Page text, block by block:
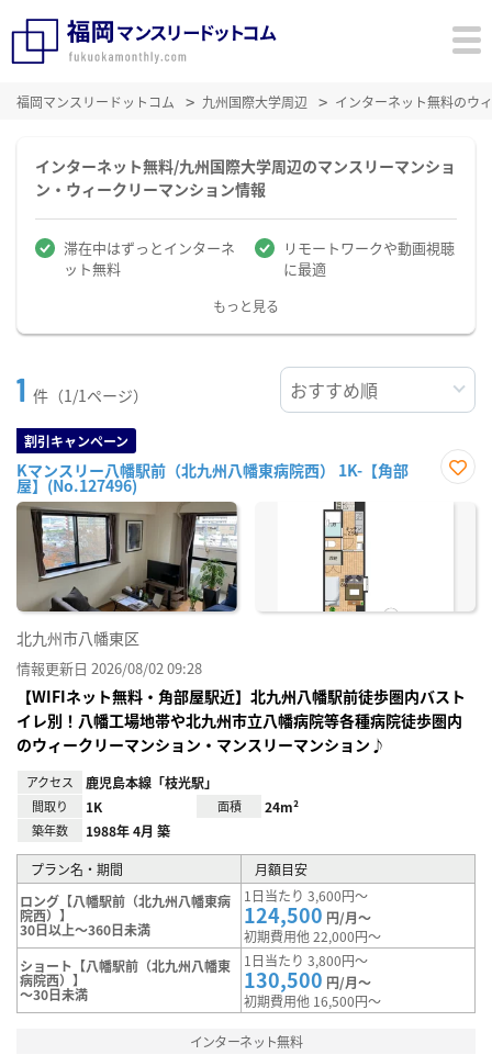
福岡マンスリードットコム 九州国際大学周辺 インターネット無料のウ
インターネット無料/九州国際大学周辺のマンスリーマンショ
ン・ウィークリーマンション情報
滞在中はずっとインターネ
ット無料
リモートワークや動画視聴
に最適
もっと見る
1 件（1/1ページ）
割引キャンペーン
Kマンスリー八幡駅前（北九州八幡東病院西） 1K-【角部
屋】(No.127496)
に入
北九州市八幡東区
情報更新日 2026/08/02 09:28
【WIFIネット無料・角部屋駅近】北九州八幡駅前徒歩圏内バスト
イレ別！八幡工場地帯や北九州市立八幡病院等各種病院徒歩圏内
のウィークリーマンション・マンスリーマンション♪
アクセス 鹿児島本線「枝光駅」
間取り 1K 面積 24m²
築年数 1988年 4月 築
プラン名・期間
月額目安
ロング【八幡駅前（北九州八幡東病
院西）】
30日以上～360日未満
1日当たり 3,600円～
124,500 円/月～
初期費用他 22,000円～
ショート【八幡駅前（北九州八幡東
病院西）】
～30日未満
1日当たり 3,800円～
130,500 円/月～
初期費用他 16,500円～
インターネット無料